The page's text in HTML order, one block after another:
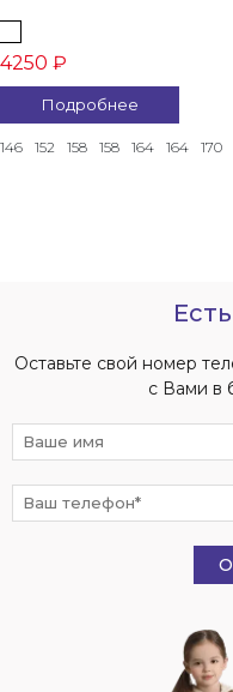
4250 ₽
Подробнее
146 152 158 158 164 164 170
Оставьте свой номер
с Вами в